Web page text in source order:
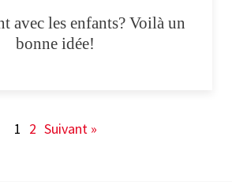
avec les enfants? Voilà un
bonne idée!
1 2 Suivant »